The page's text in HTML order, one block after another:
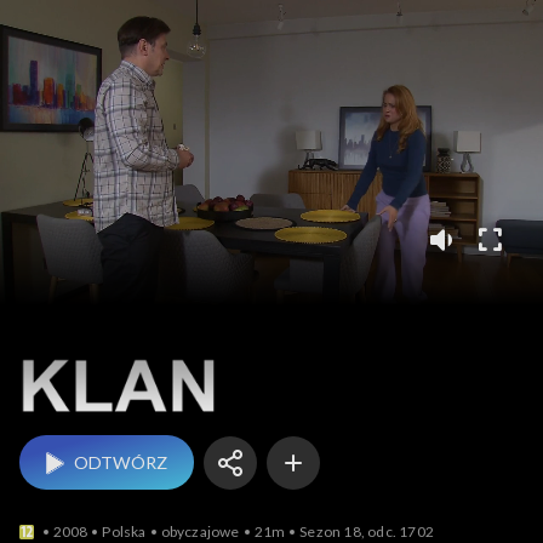
Klan
ODTWÓRZ
2008 Polska obyczajowe 21m Sezon 18, odc. 1702